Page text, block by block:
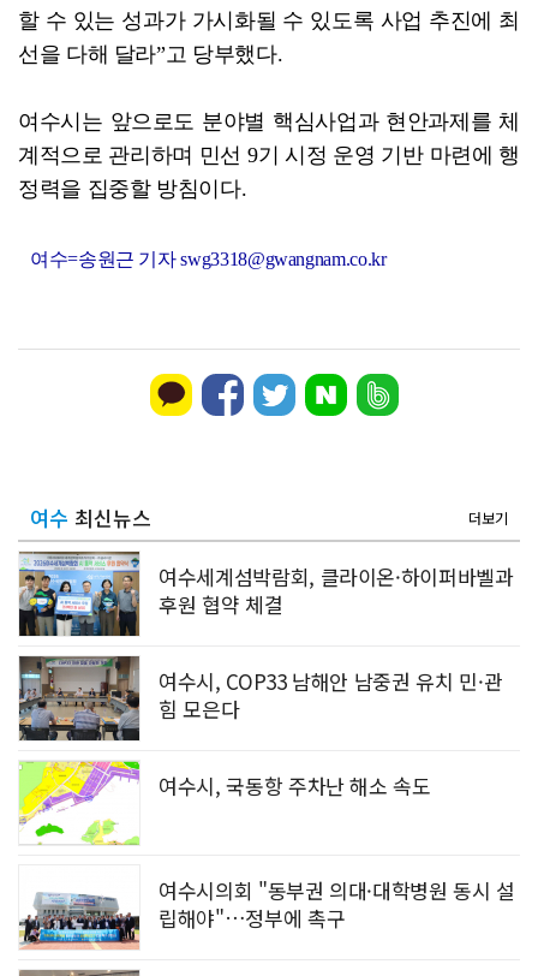
할 수 있는 성과가 가시화될 수 있도록 사업 추진에 최
선을 다해 달라”고 당부했다.
여수시는 앞으로도 분야별 핵심사업과 현안과제를 체
계적으로 관리하며 민선 9기 시정 운영 기반 마련에 행
정력을 집중할 방침이다.
여수=송원근 기자 swg3318@gwangnam.co.kr
여수 최신뉴스 더보기
여수세계섬박람회, 클라이온·하이퍼바벨과
후원 협약 체결
여수시, COP33 남해안 남중권 유치 민·관
힘 모은다
여수시, 국동항 주차난 해소 속도
여수시의회 "동부권 의대·대학병원 동시 설
립해야"…정부에 촉구